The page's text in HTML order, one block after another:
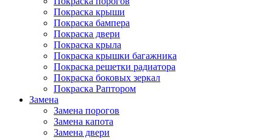
Покраска крыши
Покраска бампера
Покраска двери
Покраска крыла
Покраска крышки багажника
Покраска решетки радиатора
Покраска боковых зеркал
Покраска Раптором
Замена
Замена порогов
Замена капота
Замена двери